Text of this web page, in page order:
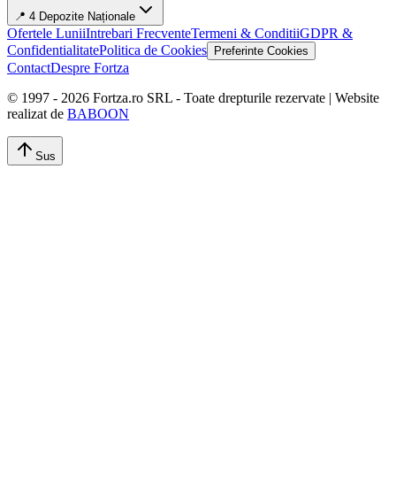
📍 4 Depozite Naționale
Ofertele LuniiIntrebari FrecventeTermeni & ConditiiGDPR &
ConfidentialitatePolitica de Cookies Preferinte Cookies
ContactDespre Fortza
© 1997 - 2026 Fortza.ro SRL - Toate drepturile rezervate | Website
realizat de BABOON
Sus